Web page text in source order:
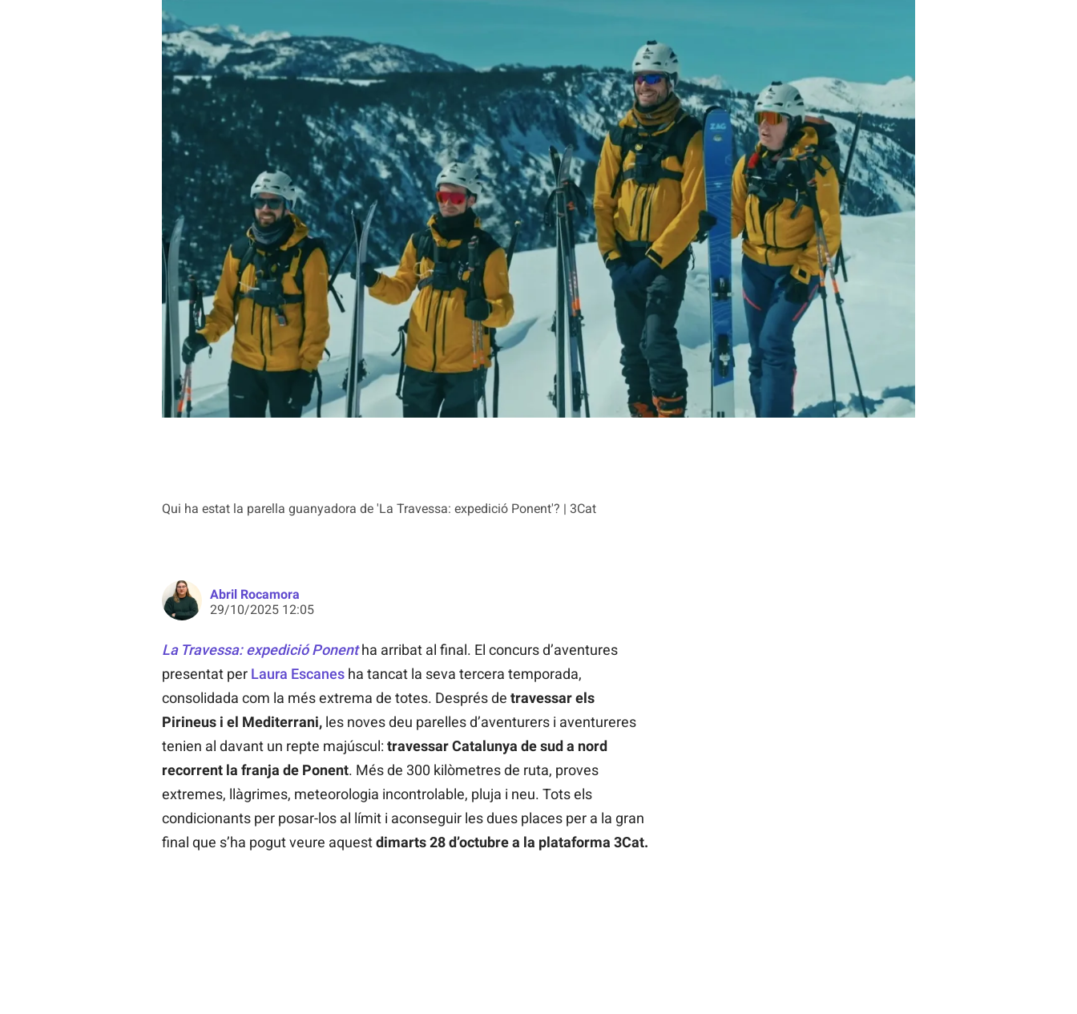
Qui ha estat la parella guanyadora de 'La Travessa: expedició Ponent'? | 3Cat
Abril Rocamora
29/10/2025 12:05
La Travessa: expedició Ponentha arribat al final. El concurs d’aventures
presentat per Laura Escanesha tancat la seva tercera temporada,
consolidada com la més extrema de totes. Després de travessar els
Pirineus i el Mediterrani,les noves deu parelles d’aventurers i aventureres
tenien al davant un repte majúscul: travessar Catalunya de sud a nord
recorrent la franja de Ponent. Més de 300 kilòmetres de ruta, proves
extremes, llàgrimes, meteorologia incontrolable, pluja i neu. Tots els
condicionants per posar-los al límit i aconseguir les dues places per a la gran
final que s’ha pogut veure aquestdimarts 28 d’octubre a la plataforma 3Cat.